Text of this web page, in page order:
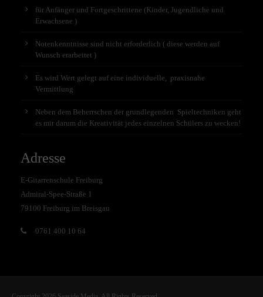
für Anfänger und Fortgeschrittene (Kinder, Jugendliche und
Erwachsene )
Notenkenntnisse sind nicht erforderlich ( diese werden auf
Wunsch erarbeitet )
Es wird Wert gelegt auf eine individuelle, praxisnahe
Vermittlung
Neben dem Beherrschen der grundlegenden Spieltechniken geht
es mir darum die Kreativität jedes einzelnen Schülers zu wecken!
Adresse
E-Gitarrenschule Freiburg
Admiral-Spee-Straße 1
79100 Freiburg im Breisgau
0761 400 10 64